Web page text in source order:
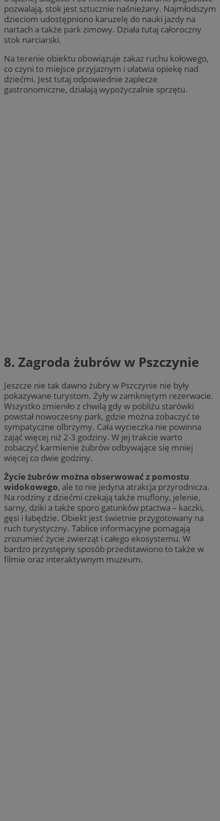
pozwalają, stok jest sztucznie naśnieżany. Najmłodszym
dzieciom udostępniono karuzelę do nauki jazdy na
nartach a także park zimowy. Działa tutaj całoroczny
stok narciarski.
Na terenie obiektu obowiązuje zakaz ruchu kołowego,
co czyni to miejsce przyjaznym i ułatwia opiekę nad
dziećmi. Jest tutaj odpowiednie zaplecze
gastronomiczne, działają wypożyczalnie sprzętu.
8. Zagroda żubrów w Pszczynie
Jeszcze nie tak dawno żubry w Pszczynie nie były
pokazywane turystom. Żyły w zamkniętym rezerwacie.
Wszystko zmieniło z chwilą gdy w pobliżu starówki
powstał nowoczesny park, gdzie można zobaczyć te
sympatyczne olbrzymy. Cała wycieczka nie powinna
zająć więcej niż 2-3 godziny. W jej trakcie warto
zobaczyć karmienie żubrów odbywające się mniej
więcej co dwie godziny.
Życie żubrów można obserwować z pomostu
widokowego, ale to nie jedyna atrakcja przyrodnicza.
Na rodziny z dziećmi czekają także muflony, jelenie,
sarny, dziki a także sporo gatunków ptactwa – kaczki,
gęsi i łabędzie. Obiekt jest świetnie przygotowany na
ruch turystyczny. Tablice informacyjne pomagają
zrozumieć życie zwierząt i całego ekosystemu. W
bardzo przystępny sposób przedstawiono to także w
filmie oraz interaktywnym muzeum.